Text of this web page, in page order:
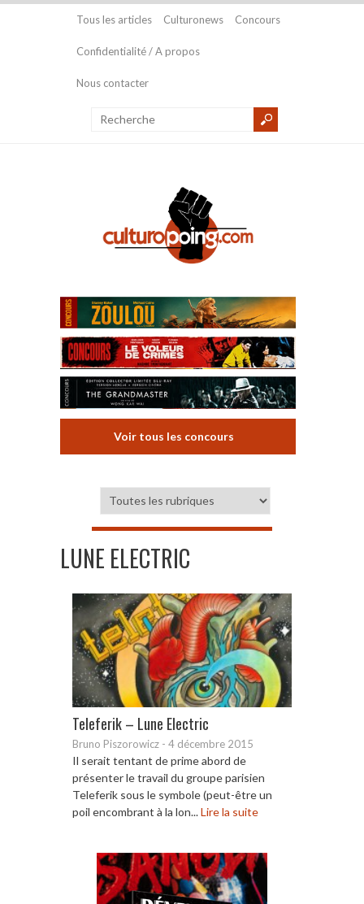
Tous les articles Culturonews Concours
Confidentialité / A propos
Nous contacter
Voir tous les concours
LUNE ELECTRIC
Teleferik – Lune Electric
Bruno Piszorowicz - 4 décembre 2015
Il serait tentant de prime abord de
présenter le travail du groupe parisien
Teleferik sous le symbole (peut-être un
poil encombrant à la lon...Lire la suite